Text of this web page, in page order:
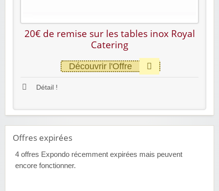
20€ de remise sur les tables inox Royal
Catering
Découvrir l'Offre
Détail !
Offres expirées
4 offres Expondo récemment expirées mais peuvent
encore fonctionner.